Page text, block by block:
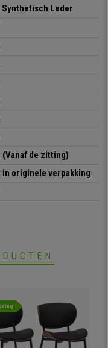
Synthetisch Leder
(Vanaf de zitting)
in originele verpakking